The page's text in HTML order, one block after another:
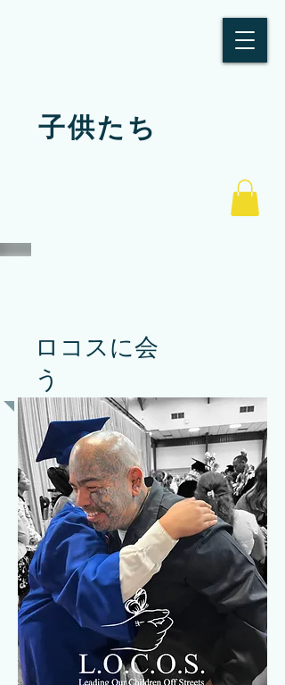
子供たち
ロコスに会
う